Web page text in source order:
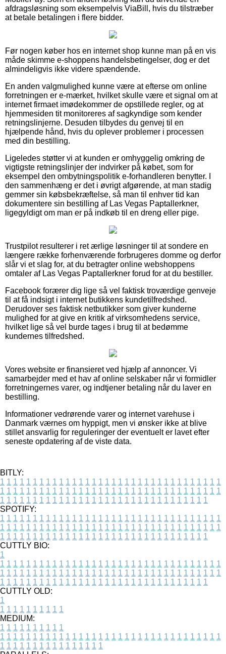
afdragsløsning som eksempelvis ViaBill, hvis du tilstræber
at betale betalingen i flere bidder.
Før nogen køber hos en internet shop kunne man på en vis
måde skimme e-shoppens handelsbetingelser, dog er det
almindeligvis ikke videre spændende.
En anden valgmulighed kunne være at efterse om online
forretningen er e-mærket, hvilket skulle være et signal om at
internet firmaet imødekommer de opstillede regler, og at
hjemmesiden tit monitoreres af sagkyndige som kender
retningslinjerne. Desuden tilbydes du genvej til en
hjælpende hånd, hvis du oplever problemer i processen
med din bestilling.
Ligeledes støtter vi at kunden er omhyggelig omkring de
vigtigste retningslinjer der indvirker på købet, som for
eksempel den ombytningspolitik e-forhandleren benytter. I
den sammenhæng er det i øvrigt afgørende, at man stadig
gemmer sin købsbekræftelse, så man til enhver tid kan
dokumentere sin bestilling af Las Vegas Paptallerkner,
ligegyldigt om man er på indkøb til en dreng eller pige.
Trustpilot resulterer i ret ærlige løsninger til at sondere en
længere række forhenværende forbrugeres domme og derfor
slår vi et slag for, at du betragter online webshoppens
omtaler af Las Vegas Paptallerkner forud for at du bestiller.
Facebook forærer dig lige så vel faktisk troværdige genveje
til at få indsigt i internet butikkens kundetilfredshed.
Derudover ses faktisk netbutikker som giver kunderne
mulighed for at give en kritik af virksomhedens service,
hvilket lige så vel burde tages i brug til at bedømme
kundernes tilfredshed.
Vores website er finansieret ved hjælp af annoncer. Vi
samarbejder med et hav af online selskaber når vi formidler
forretningernes varer, og indtjener betaling når du laver en
bestilling.
Informationer vedrørende varer og internet varehuse i
Danmark værnes om hyppigt, men vi ønsker ikke at blive
stillet ansvarlig for reguleringer der eventuelt er lavet efter
seneste opdatering af de viste data.
BITLY:
1 1 1 1 1 1 1 1 1 1 1 1 1 1 1 1 1 1 1 1 1 1 1 1 1 1 1 1 1 1 1 1 1 1
1 1 1 1 1 1 1 1 1 1 1 1 1 1 1 1 1 1 1 1 1 1 1 1 1 1 1 1 1 1 1 1 1 1
1 1 1 1 1 1 1 1 1 1 1 1 1 1 1 1 1 1 1 1 1 1 1 1 1 1 1 1 1 1 1 1
SPOTIFY:
1 1 1 1 1 1 1 1 1 1 1 1 1 1 1 1 1 1 1 1 1 1 1 1 1 1 1 1 1 1 1 1 1 1
1 1 1 1 1 1 1 1 1 1 1 1 1 1 1 1 1 1 1 1 1 1 1 1 1 1 1 1 1 1 1 1 1 1
1 1 1 1 1 1 1 1 1 1 1 1 1 1 1 1 1 1 1 1 1 1 1 1 1 1 1 1 1 1 1 1
CUTTLY BIO:
1
1 1 1 1 1 1 1 1 1 1 1 1 1 1 1 1 1 1 1 1 1 1 1 1 1 1 1 1 1 1 1 1 1 1
1 1 1 1 1 1 1 1 1 1 1 1 1 1 1 1 1 1 1 1 1 1 1 1 1 1 1 1 1 1 1 1 1 1
1 1 1 1 1 1 1 1 1 1 1 1 1 1 1 1 1 1 1 1 1 1 1 1 1 1 1 1 1 1 1 1
CUTTLY OLD:
1
1 1 1 1 1 1 1 1 1 1
MEDIUM:
1 1 1 1 1 1 1 1 1 1
1 1 1 1 1 1 1 1 1 1 1 1 1 1 1 1 1 1 1 1 1 1 1 1 1 1 1 1 1 1 1 1 1 1
1 1 1 1 1 1 1 1 1 1 1 1 1 1 1 1